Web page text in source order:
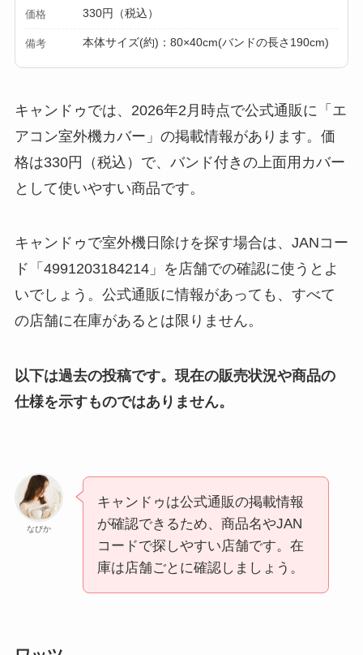
価格 330円（税込）
備考 本体サイズ(約)：80×40cm(バンドの長さ190cm)
キャンドゥでは、2026年2月時点で公式通販に「エ
アコン室外機カバー」の掲載情報があります。価
格は330円（税込）で、バンド付きの上面用カバー
として使いやすい商品です。
キャンドゥで室外機日除けを探す場合は、JANコー
ド「4991203184214」を店舗での確認に使うとよ
いでしょう。公式通販に情報があっても、すべて
の店舗に在庫があるとは限りません。
以下は過去の投稿です。現在の販売状況や商品の
仕様を示すものではありません。
なびか
キャンドゥは公式通販の掲載情報
が確認できるため、商品名やJAN
コードで探しやすい店舗です。在
庫は店舗ごとに確認しましょう。